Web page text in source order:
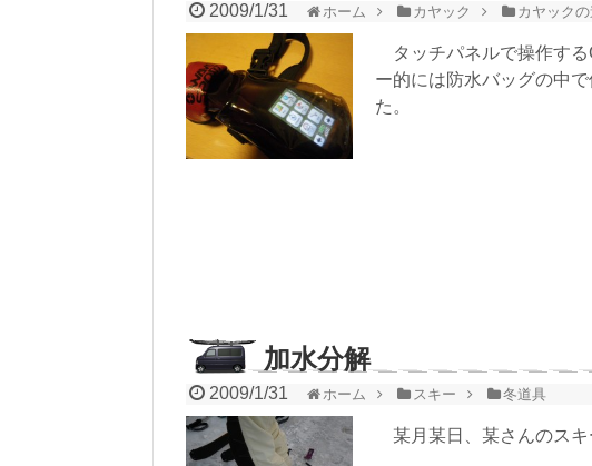
2009/1/31 ホーム カヤック カヤック
タッチパネルで操作する
ー的には防水バッグの中
た。
加水分解
2009/1/31 ホーム スキー 冬道具
某月某日、某さんのスキ